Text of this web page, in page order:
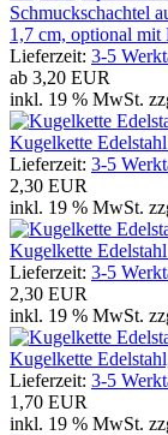
Schmuckschachtel
1,7 cm, optional mit
Lieferzeit: 3-5
ab 3,20 EUR
inkl. 19 % MwSt.
Kugelkette
Lieferzeit: 3-5
2,30 EUR
inkl. 19 % MwSt.
Kugelkette
Lieferzeit: 3-5
2,30 EUR
inkl. 19 % MwSt.
Kugelkette
Lieferzeit: 3-5
1,70 EUR
inkl. 19 % MwSt.